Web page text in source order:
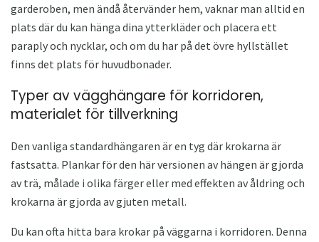
garderoben, men ändå återvänder hem, vaknar man alltid en
plats där du kan hänga dina ytterkläder och placera ett
paraply och nycklar, och om du har på det övre hyllstället
finns det plats för huvudbonader.
Typer av vägghängare för korridoren,
materialet för tillverkning
Den vanliga standardhängaren är en tyg där krokarna är
fastsatta. Plankar för den här versionen av hängen är gjorda
av trä, målade i olika färger eller med effekten av åldring och
krokarna är gjorda av gjuten metall.
Du kan ofta hitta bara krokar på väggarna i korridoren. Denna